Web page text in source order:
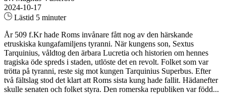
2024-10-17
Lästid 5 minuter
År 509 f.Kr hade Roms invånare fått nog av den härskande
etruskiska kungafamiljens tyranni. När kungens son, Sextus
Tarquinius, våldtog den ärbara Lucretia och historien om hennes
tragiska öde spreds i staden, utlöste det en revolt. Folket som var
trötta på tyranni, reste sig mot kungen Tarquinius Superbus. Efter
två fältslag stod det klart att Roms sista kung hade fallit. Hädanefter
skulle senaten och folket styra. Den romerska republiken var född...